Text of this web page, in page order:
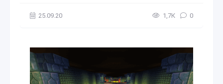
25.09.20 1,7К 0